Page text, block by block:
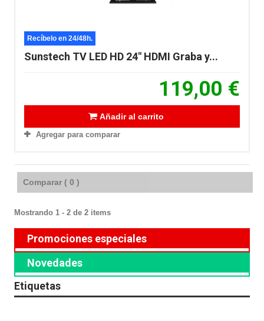
Recíbelo en 24/48h.
Sunstech TV LED HD 24" HDMI Graba y...
119,00 €
Añadir al carrito
Agregar para comparar
Comparar ( 0 )
Mostrando 1 - 2 de 2 items
Promociones especiales
Novedades
Etiquetas